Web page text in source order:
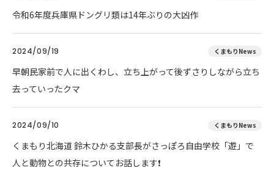
令和6年度兵庫県ドングリ類は14年ぶりの大凶作
2024/09/19 くまもりNews
早朝民家前で人に出くわし、立ち上がって後ずさりしながら立ち
去っていったクマ
2024/09/10 くまもりNews
くまもり北海道 鈴木ひかる支部長がさっぽろ自由学校「遊」で
人と動物との共存についてお話します❗